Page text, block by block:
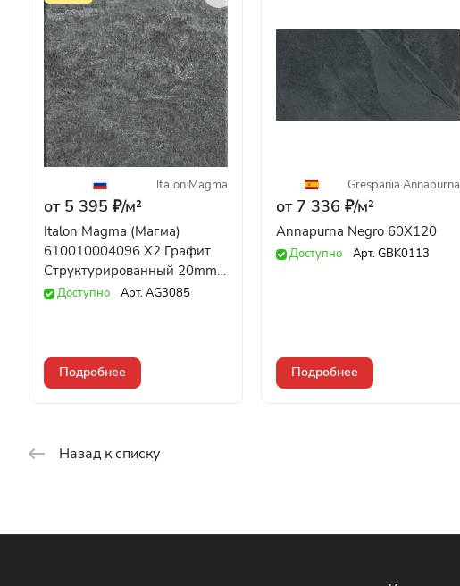
Italon·Magma
от 5 395 ₽/м²
Italon Magma (Магма)
610010004096 X2 Графит
Структурированный 20mm
60x60
Доступно Арт.AG3085
Подробнее
Grespania·Annapurna
от 7 336 ₽/м²
Annapurna Negro 60X120
Доступно Арт.GBK0113
Подробнее
Назад к списку